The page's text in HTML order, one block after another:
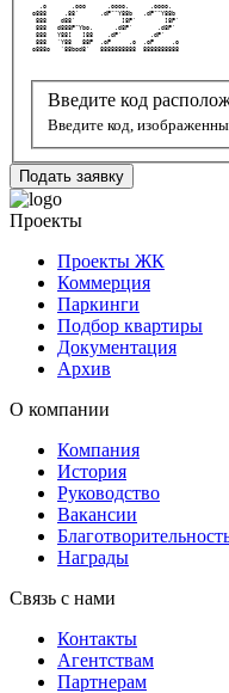
   .o       .ooo      .oooo.      .oooo.
o888     .88'      .dP""Y88b   .dP""Y88b
  888    d88'             ]8P'        ]8P'
  888   d888P"Ybo.      .d8P'       .d8P'
  888   Y88[   ]88    .dP'        .dP'
  888   `Y88   88P  .oP     .o  .oP     .o
o888o   `88bod8'   8888888888  8888888888
Введите код
Введите код,
Подать заявку
Проекты
Проекты ЖК
Коммерция
Паркинги
Подбор квартиры
Документация
Архив
О компании
Компания
История
Руководство
Вакансии
Награды
Связь с нами
Контакты
Агентствам
Партнерам